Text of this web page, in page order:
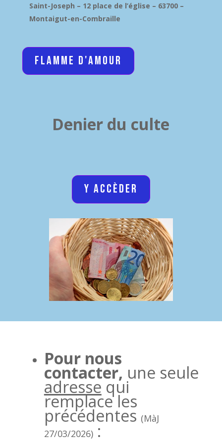
Saint-Joseph – 12 place de l’église – 63700 –
Montaigut-en-Combraille
Flamme d'Amour
Denier du culte
y accèder
Pour nous
contacter, une seule
adresse qui
remplace les
précédentes (MàJ
27/03/2026):